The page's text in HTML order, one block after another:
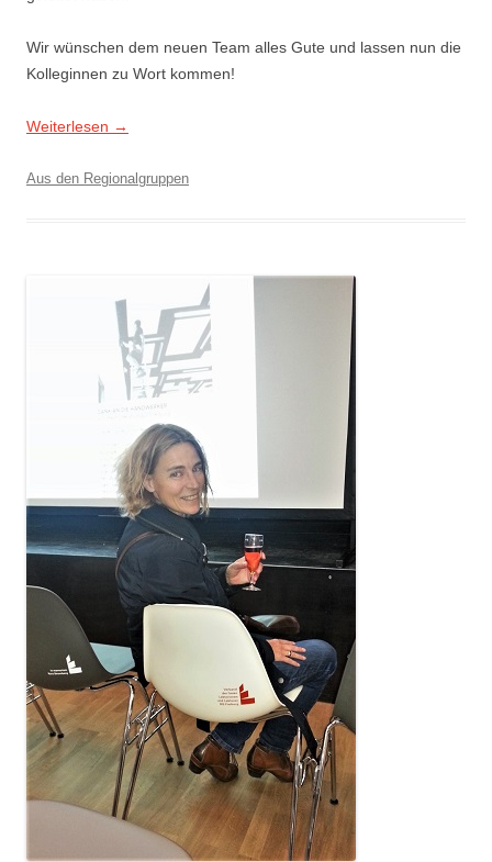
Wir wünschen dem neuen Team alles Gute und lassen nun die
Kolleginnen zu Wort kommen!
Weiterlesen →
Aus den Regionalgruppen